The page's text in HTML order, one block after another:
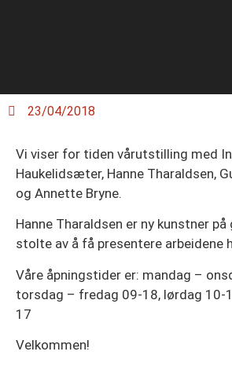
23/04/2018
Vi viser for tiden vårutstilling med
Haukelidsæter, Hanne Tharaldsen,
og Annette Bryne.
Hanne Tharaldsen er ny kunstner
stolte av å få presentere arbeidene
Våre åpningstider er: mandag –
torsdag – fredag 09-18, lørdag 10-
17
Velkommen!